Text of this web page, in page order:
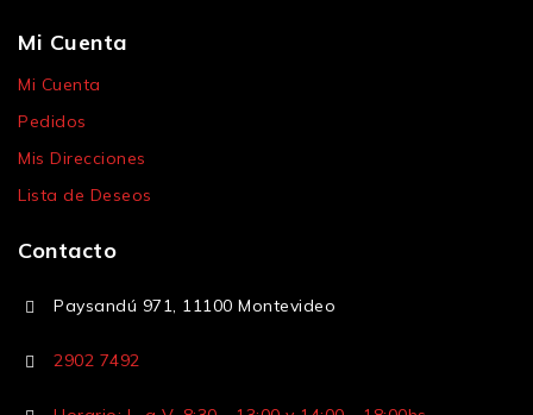
Mi Cuenta
Mi Cuenta
Pedidos
Mis Direcciones
Lista de Deseos
Contacto
Paysandú 971, 11100 Montevideo
2902 7492